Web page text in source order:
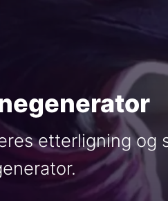
etterligning og